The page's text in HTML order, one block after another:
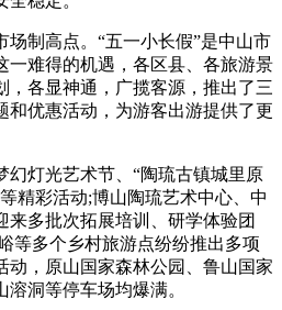
制高点。“五一小长假”是中山市
一难得的机遇，各区县、各旅游景
，各显神通，广揽客源，推出了三
和优惠活动，为游客出游提供了更
灯光艺术节、“陶琉古镇城里原
精彩活动;博山陶琉艺术中心、中
来多批次拓展培训、研学体验团
等多个乡村旅游点纷纷推出多项
动，原山国家森林公园、鲁山国家
洞等停车场均爆满。